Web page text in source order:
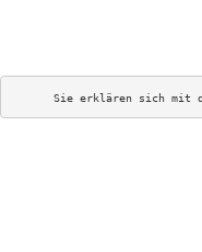
Sie erklären sich mit